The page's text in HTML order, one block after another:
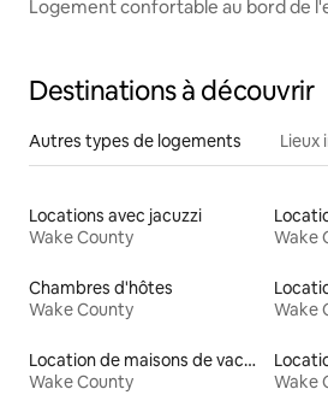
Logement confortable au bord de
Destinations à découvrir
Autres types de logements Lieux
Locations avec jacuzzi
Wake County
Wake
Chambres d'hôtes
Wake County
Wake
Location de maisons de vacances
Wake County
Wake